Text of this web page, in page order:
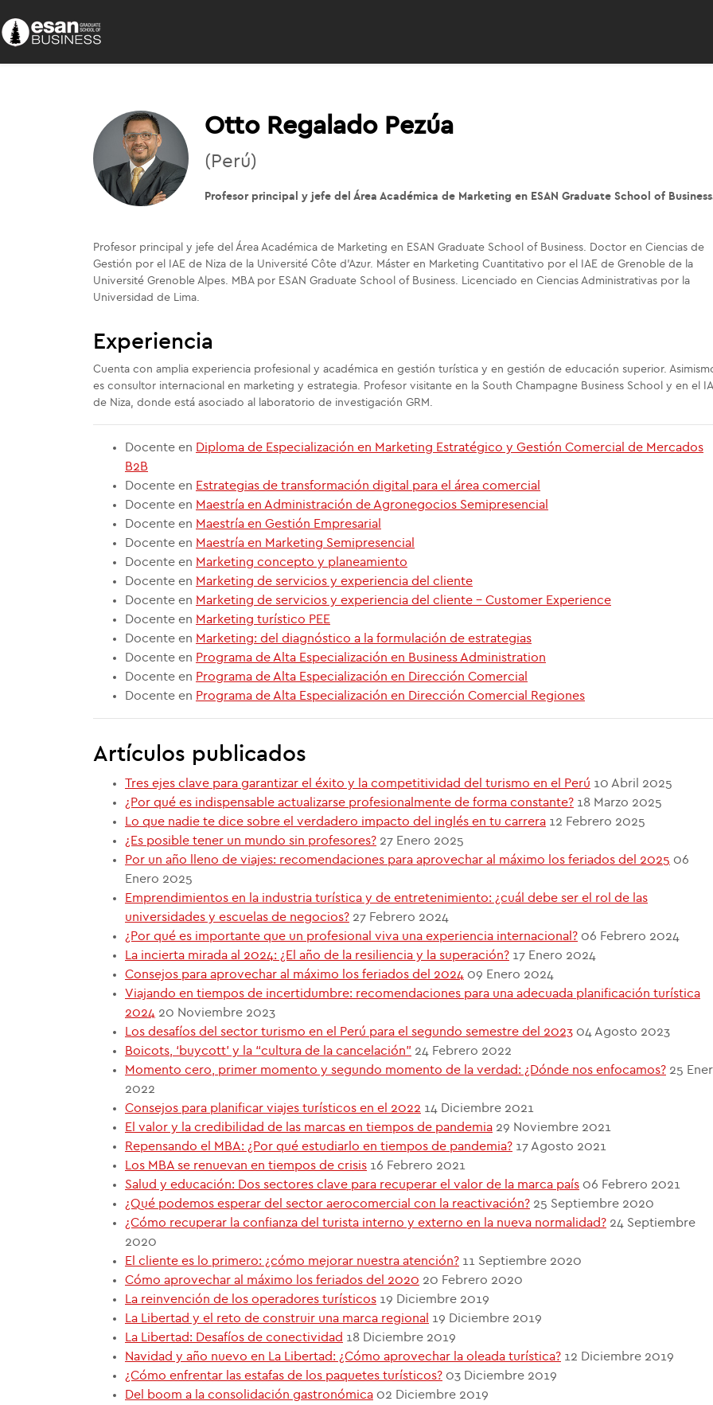
Otto Regalado Pezúa
(Perú)
Profesor principal y jefe del Área Académica de Marketing en ESAN Graduate School of
Profesor principal y jefe del Área Académica de Marketing en ESAN Graduate School of Business. Doctor en Ciencias de
Gestión por el IAE de Niza de la Université Côte d’Azur. Máster en Marketing Cuantitativo por el IAE de Grenoble de la
Université Grenoble Alpes. MBA por ESAN Graduate School of Business. Licenciado en Ciencias Administrativas por la
Universidad de Lima.
Experiencia
Cuenta con amplia experiencia profesional y académica en gestión turística y en gestión de educación superior.
es consultor internacional en marketing y estrategia. Profesor visitante en la South Champagne Business School y en el
de Niza, donde está asociado al laboratorio de investigación GRM.
Docente en Diploma de Especialización en Marketing Estratégico y Gestión Comercial de Mercados
B2B
Docente en Estrategias de transformación digital para el área comercial
Docente en Maestría en Administración de Agronegocios Semipresencial
Docente en Maestría en Gestión Empresarial
Docente en Maestría en Marketing Semipresencial
Docente en Marketing concepto y planeamiento
Docente en Marketing de servicios y experiencia del cliente
Docente en Marketing de servicios y experiencia del cliente - Customer Experience
Docente en Marketing turístico PEE
Docente en Marketing: del diagnóstico a la formulación de estrategias
Docente en Programa de Alta Especialización en Business Administration
Docente en Programa de Alta Especialización en Dirección Comercial
Docente en Programa de Alta Especialización en Dirección Comercial Regiones
Artículos publicados
Tres ejes clave para garantizar el éxito y la competitividad del turismo en el Perú 10 Abril 2025
¿Por qué es indispensable actualizarse profesionalmente de forma constante? 18 Marzo 2025
Lo que nadie te dice sobre el verdadero impacto del inglés en tu carrera 12 Febrero 2025
¿Es posible tener un mundo sin profesores? 27 Enero 2025
Por un año lleno de viajes: recomendaciones para aprovechar al máximo los feriados del 2025 06
Enero 2025
Emprendimientos en la industria turística y de entretenimiento: ¿cuál debe ser el rol de las
universidades y escuelas de negocios? 27 Febrero 2024
¿Por qué es importante que un profesional viva una experiencia internacional? 06 Febrero 2024
La incierta mirada al 2024: ¿El año de la resiliencia y la superación? 17 Enero 2024
Consejos para aprovechar al máximo los feriados del 2024 09 Enero 2024
Viajando en tiempos de incertidumbre: recomendaciones para una adecuada planificación turística
2024 20 Noviembre 2023
Los desafíos del sector turismo en el Perú para el segundo semestre del 2023 04 Agosto 2023
Boicots, ‘buycott’ y la “cultura de la cancelación” 24 Febrero 2022
Momento cero, primer momento y segundo momento de la verdad: ¿Dónde nos enfocamos? 25
2022
Consejos para planificar viajes turísticos en el 2022 14 Diciembre 2021
El valor y la credibilidad de las marcas en tiempos de pandemia 29 Noviembre 2021
Repensando el MBA: ¿Por qué estudiarlo en tiempos de pandemia? 17 Agosto 2021
Los MBA se renuevan en tiempos de crisis 16 Febrero 2021
Salud y educación: Dos sectores clave para recuperar el valor de la marca país 06 Febrero 2021
¿Qué podemos esperar del sector aerocomercial con la reactivación? 25 Septiembre 2020
¿Cómo recuperar la confianza del turista interno y externo en la nueva normalidad? 24 Septiembre
2020
El cliente es lo primero: ¿cómo mejorar nuestra atención? 11 Septiembre 2020
Cómo aprovechar al máximo los feriados del 2020 20 Febrero 2020
La reinvención de los operadores turísticos 19 Diciembre 2019
La Libertad y el reto de construir una marca regional 19 Diciembre 2019
La Libertad: Desafíos de conectividad 18 Diciembre 2019
Navidad y año nuevo en La Libertad: ¿Cómo aprovechar la oleada turística? 12 Diciembre 2019
¿Cómo enfrentar las estafas de los paquetes turísticos? 03 Diciembre 2019
Del boom a la consolidación gastronómica 02 Diciembre 2019